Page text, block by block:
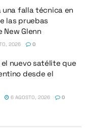
falla técnica en
las pruebas
Glenn
2026 0
el nuevo satélite que
desde el
6 AGOSTO, 2026 0